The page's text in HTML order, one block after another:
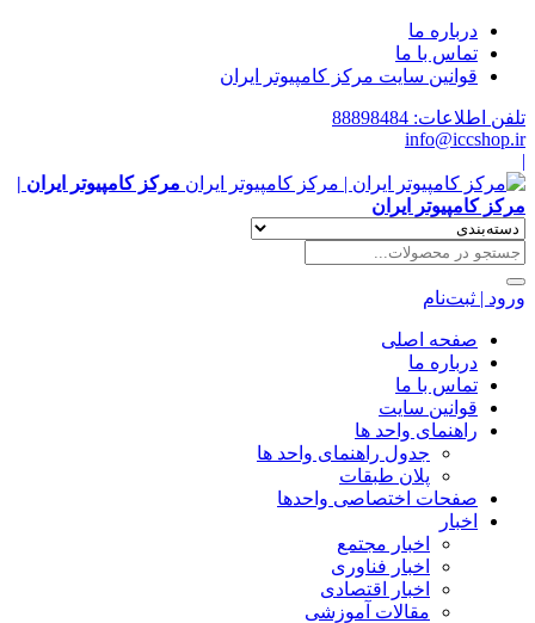
درباره ما
تماس با ما
قوانین سایت مرکز کامپیوتر ایران
تلفن اطلاعات: 88898484
info@iccshop.ir
|
مرکز کامپیوتر ایران |
مرکز کامپیوتر ایران
ورود | ثبت‌نام
صفحه اصلی
درباره ما
تماس با ما
قوانین سایت
راهنمای واحد ها
جدول راهنمای واحد ها
پلان طبقات
صفحات اختصاصی واحدها
اخبار
اخبار مجتمع
اخبار فناوری
اخبار اقتصادی
مقالات آموزشی